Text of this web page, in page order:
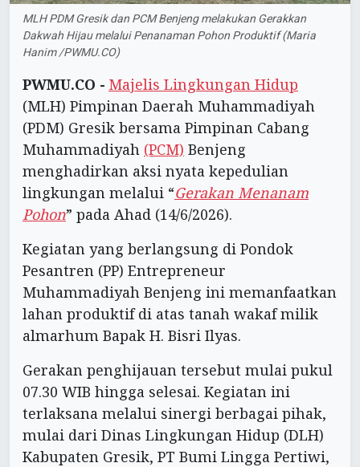
MLH PDM Gresik dan PCM Benjeng melakukan Gerakkan
Dakwah Hijau melalui Penanaman Pohon Produktif (Maria
Hanim /PWMU.CO)
PWMU.CO - Majelis Lingkungan Hidup
(MLH) Pimpinan Daerah Muhammadiyah
(PDM) Gresik bersama Pimpinan Cabang
Muhammadiyah (PCM) Benjeng
menghadirkan aksi nyata kepedulian
lingkungan melalui “Gerakan Menanam
Pohon” pada Ahad (14/6/2026).
Kegiatan yang berlangsung di Pondok
Pesantren (PP) Entrepreneur
Muhammadiyah Benjeng ini memanfaatkan
lahan produktif di atas tanah wakaf milik
almarhum Bapak H. Bisri Ilyas.
Gerakan penghijauan tersebut mulai pukul
07.30 WIB hingga selesai. Kegiatan ini
terlaksana melalui sinergi berbagai pihak,
mulai dari Dinas Lingkungan Hidup (DLH)
Kabupaten Gresik, PT Bumi Lingga Pertiwi,